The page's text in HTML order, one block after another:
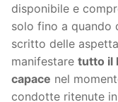
disponibile e
solo fino a quando
scritto delle
manifestare tutto il
capace nel
condotte ritenute